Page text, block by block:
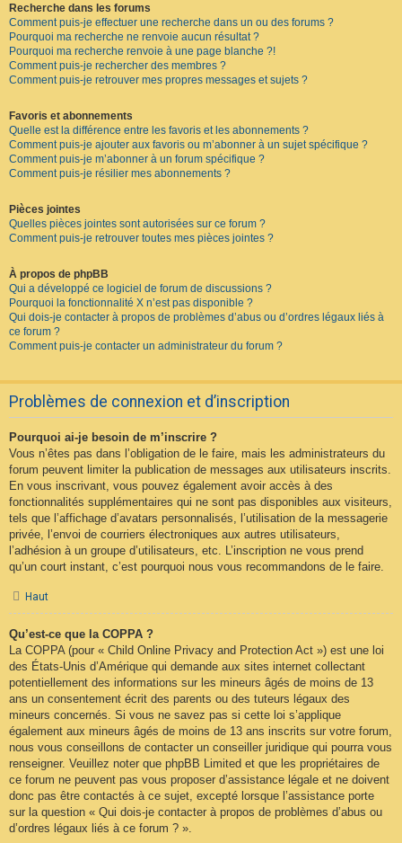
Recherche dans les forums
Comment puis-je effectuer une recherche dans un ou des forums ?
Pourquoi ma recherche ne renvoie aucun résultat ?
Pourquoi ma recherche renvoie à une page blanche ?!
Comment puis-je rechercher des membres ?
Comment puis-je retrouver mes propres messages et sujets ?
Favoris et abonnements
Quelle est la différence entre les favoris et les abonnements ?
Comment puis-je ajouter aux favoris ou m’abonner à un sujet spécifique ?
Comment puis-je m’abonner à un forum spécifique ?
Comment puis-je résilier mes abonnements ?
Pièces jointes
Quelles pièces jointes sont autorisées sur ce forum ?
Comment puis-je retrouver toutes mes pièces jointes ?
À propos de phpBB
Qui a développé ce logiciel de forum de discussions ?
Pourquoi la fonctionnalité X n’est pas disponible ?
Qui dois-je contacter à propos de problèmes d’abus ou d’ordres légaux liés à
ce forum ?
Comment puis-je contacter un administrateur du forum ?
Problèmes de connexion et d’inscription
Pourquoi ai-je besoin de m’inscrire ?
Vous n’êtes pas dans l’obligation de le faire, mais les administrateurs du
forum peuvent limiter la publication de messages aux utilisateurs inscrits.
En vous inscrivant, vous pouvez également avoir accès à des
fonctionnalités supplémentaires qui ne sont pas disponibles aux visiteurs,
tels que l’affichage d’avatars personnalisés, l’utilisation de la messagerie
privée, l’envoi de courriers électroniques aux autres utilisateurs,
l’adhésion à un groupe d’utilisateurs, etc. L’inscription ne vous prend
qu’un court instant, c’est pourquoi nous vous recommandons de le faire.
Haut
Qu’est-ce que la COPPA ?
La COPPA (pour « Child Online Privacy and Protection Act ») est une loi
des États-Unis d’Amérique qui demande aux sites internet collectant
potentiellement des informations sur les mineurs âgés de moins de 13
ans un consentement écrit des parents ou des tuteurs légaux des
mineurs concernés. Si vous ne savez pas si cette loi s’applique
également aux mineurs âgés de moins de 13 ans inscrits sur votre forum,
nous vous conseillons de contacter un conseiller juridique qui pourra vous
renseigner. Veuillez noter que phpBB Limited et que les propriétaires de
ce forum ne peuvent pas vous proposer d’assistance légale et ne doivent
donc pas être contactés à ce sujet, excepté lorsque l’assistance porte
sur la question « Qui dois-je contacter à propos de problèmes d’abus ou
d’ordres légaux liés à ce forum ? ».